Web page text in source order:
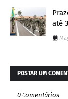
até
POSTAR UM
0 Comentários